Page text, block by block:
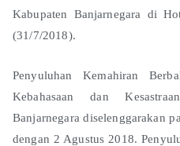
Kabupaten Banjarnegara di
(31/7/2018).
Penyuluhan Kemahiran
Kebahasaan dan
Banjarnegara diselenggarakan
dengan 2 Agustus 2018.